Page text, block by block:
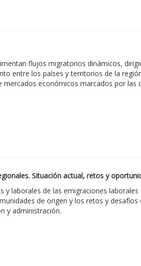
flujos migratorios dinámicos,
entre los países y territorios de la
económicos marcados por las
Situación actual, retos y
y laborales de las emigraciones
de origen y los retos y
y administración.